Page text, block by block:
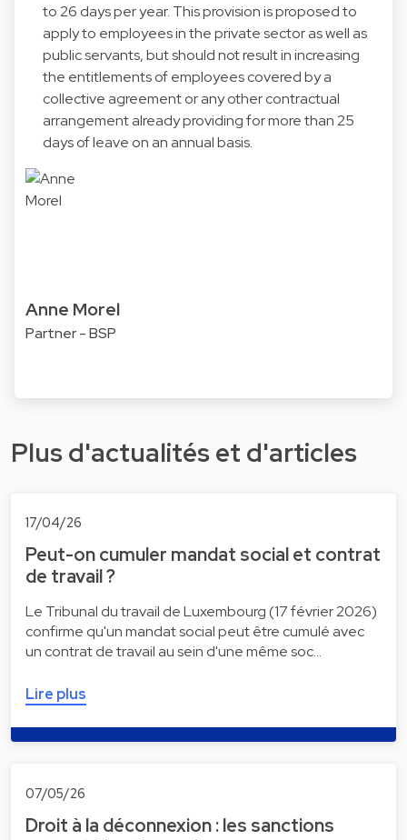
to 26 days per year. This provision is proposed to
apply to employees in the private sector as well as
public servants, but should not result in increasing
the entitlements of employees covered by a
collective agreement or any other contractual
arrangement already providing for more than 25
days of leave on an annual basis.
Anne Morel
Partner - BSP
Plus d'actualités et d'articles
17/04/26
Peut-on cumuler mandat social et contrat
de travail ?
Le Tribunal du travail de Luxembourg (17 février 2026)
confirme qu'un mandat social peut être cumulé avec
un contrat de travail au sein d'une même soc…
Lire plus
07/05/26
Droit à la déconnexion : les sanctions